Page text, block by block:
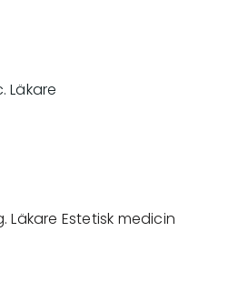
Läkare
Läkare Estetisk medicin